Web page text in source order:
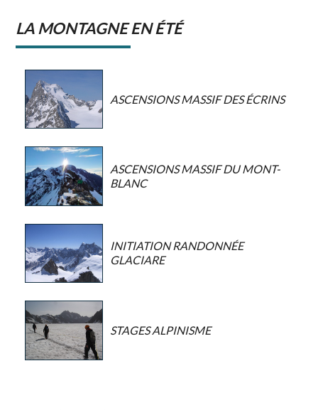
LA MONTAGNE EN ÉTÉ
ASCENSIONS MASSIF DES ÉCRINS
ASCENSIONS MASSIF DU MONT-
BLANC
INITIATION RANDONNÉE
GLACIARE
STAGES ALPINISME